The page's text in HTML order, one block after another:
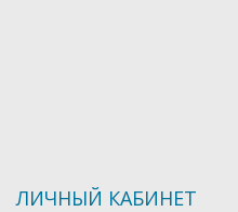
ЛИЧНЫЙ КАБИНЕТ